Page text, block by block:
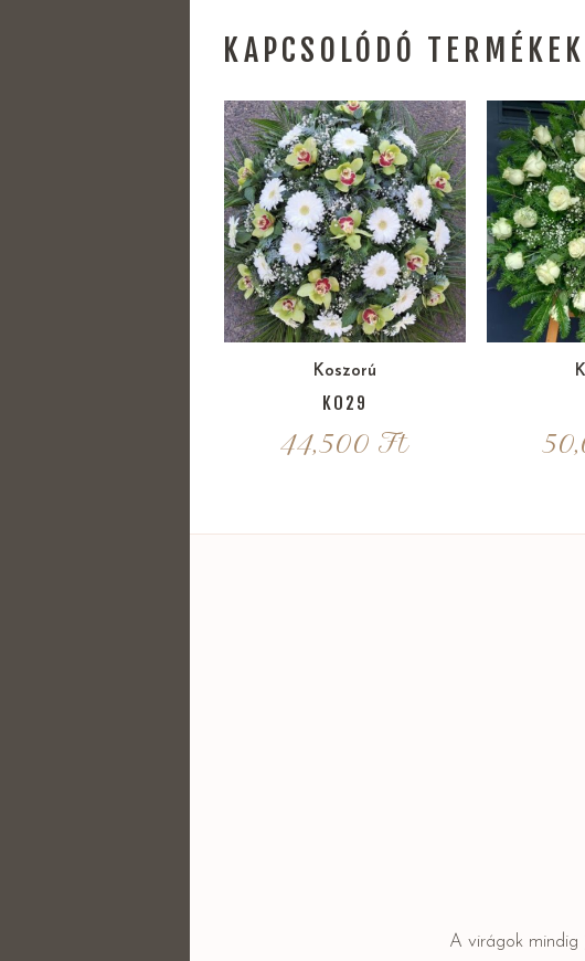
KAPCSOLÓDÓ TERMÉKEK
Koszorú
K029
44,500 Ft
A virágok mindig